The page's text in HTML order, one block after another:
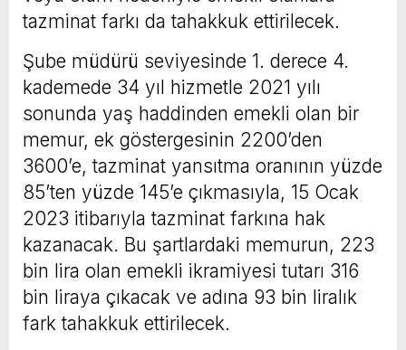
tazminat farkı da tahakkuk ettirilecek.
Şube müdürü seviyesinde 1. derece 4.
kademede 34 yıl hizmetle 2021 yılı
sonunda yaş haddinden emekli olan bir
memur, ek göstergesinin 2200’den
3600’e, tazminat yansıtma oranının yüzde
85’ten yüzde 145’e çıkmasıyla, 15 Ocak
2023 itibarıyla tazminat farkına hak
kazanacak. Bu şartlardaki memurun, 223
bin lira olan emekli ikramiyesi tutarı 316
bin liraya çıkacak ve adına 93 bin liralık
fark tahakkuk ettirilecek.